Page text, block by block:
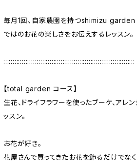
毎月1回、自家農園を持つshimizu garden
ではのお花の楽しさをお伝えするレッスン。
:::::::::::::::::::::::::::::::::::::::::::::::::::::::::::::::::::::::
【total garden コース】
生花、ドライフラワーを使ったブーケ、アレ
ッスン。
お花が好き。
花屋さんで買ってきたお花を飾るだけでな